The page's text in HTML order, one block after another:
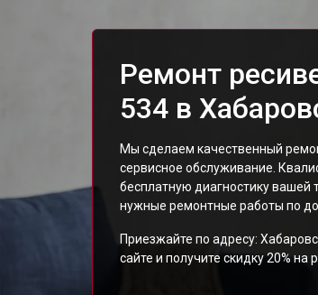
Ремонт
534 в
Мы сделаем качественный
сервисное обслуживание.
бесплатную диагностику вашей
нужные ремонтные работы по
Приезжайте по адресу:
сайте и получите скидку 20%